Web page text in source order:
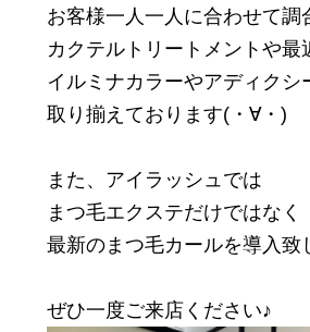
お客様一人一人に合わせて調
カクテルトリートメントや最
イルミナカラーやアディクシ
取り揃えております(・∀・)
また、アイラッシュでは
まつ毛エクステだけではなく
最新のまつ毛カールを導入致
ぜひ一度ご来店ください♪